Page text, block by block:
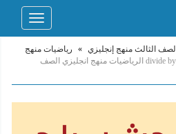
Toggle
الصف الثالث منهج إنجليزي »
رياضيات منهج
حل درس divide by 9 الرياضيات منهج انجليزي الصف